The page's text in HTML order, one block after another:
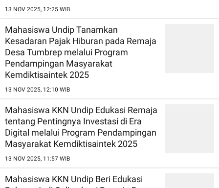
13 NOV 2025, 12:25 WIB
Mahasiswa Undip Tanamkan
Kesadaran Pajak Hiburan pada Remaja
Desa Tumbrep melalui Program
Pendampingan Masyarakat
Kemdiktisaintek 2025
13 NOV 2025, 12:10 WIB
Mahasiswa KKN Undip Edukasi Remaja
tentang Pentingnya Investasi di Era
Digital melalui Program Pendampingan
Masyarakat Kemdiktisaintek 2025
13 NOV 2025, 11:57 WIB
Mahasiswa KKN Undip Beri Edukasi